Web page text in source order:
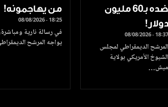
ضده بـ60 مليون
دولار!
08/08/2026 - 18:37
المرشح الديمقراطي لمجلس
الشيوخ الأمريكي بولاية
ميش…
من يهاجمونه!
08/08/2026 - 18:25
في رسالة نارية
يواجه المرشح